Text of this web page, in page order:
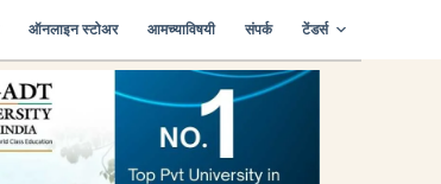
ऑनलाइन स्टोअर आमच्याविषयी संपर्क टेंडर्स